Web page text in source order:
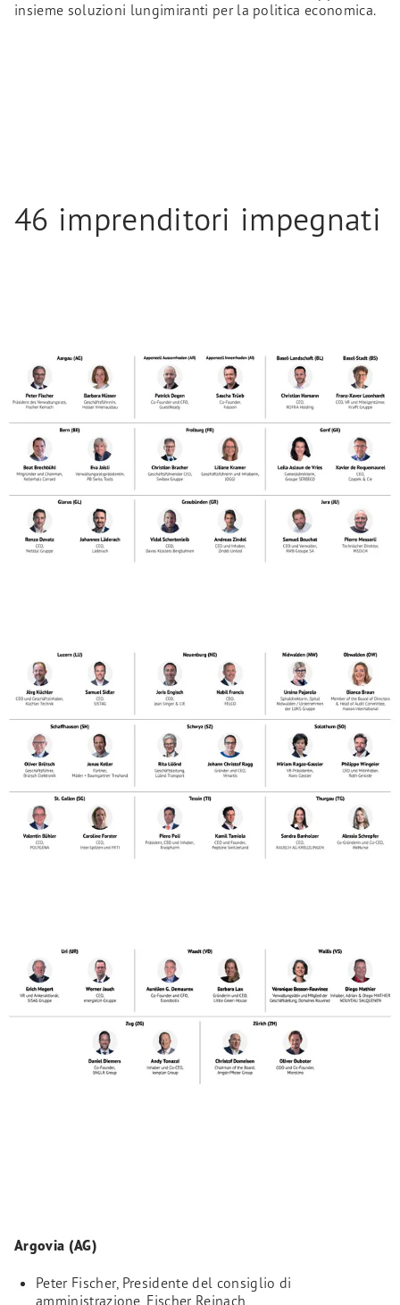
insieme soluzioni lungimiranti per la politica economica.
46 imprenditori impegnati
Argovia (AG)
Peter Fischer, Presidente del consiglio di
amministrazione, Fischer Reinach